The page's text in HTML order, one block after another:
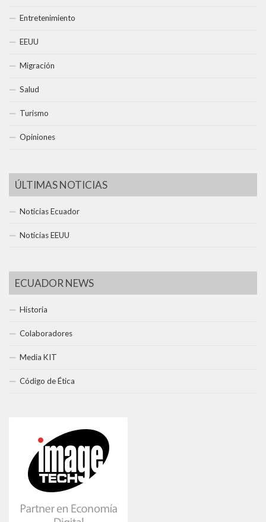
Entretenimiento
EEUU
Migración
Salud
Turismo
Opiniones
ÚLTIMAS NOTICIAS
Noticias Ecuador
Noticias EEUU
ECUADOR NEWS
Historia
Colaboradores
Media KIT
Código de Ética